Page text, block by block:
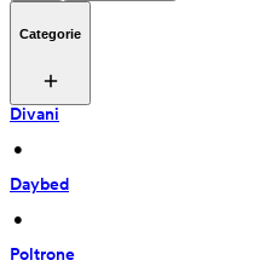
Categorie
Divani
•
Daybed
•
Poltrone